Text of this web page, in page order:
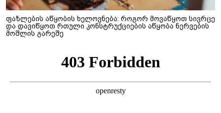
ფაზლების აწყობის ხელოვნება: როგორ მოვაწყოთ სივრცე
და დავიწყოთ რთული კონსტრუქციების აწყობა ნერვების
მოშლის გარეშე